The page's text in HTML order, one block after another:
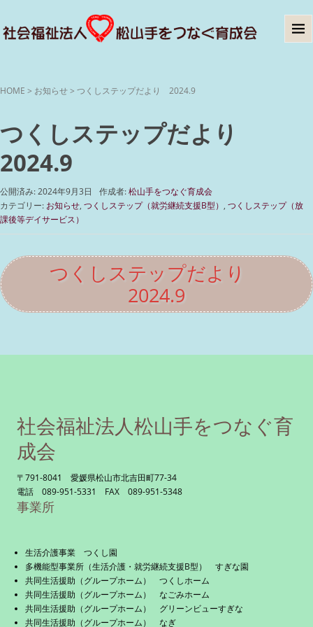
HOME > お知らせ> つくしステップだより 2024.9
つくしステップだより
2024.9
公開済み: 2024年9月3日 作成者:松山手をつなぐ育成会
カテゴリー: お知らせ, つくしステップ（就労継続支援B型） , つくしステップ（放
課後等デイサービス）
つくしステップだより
2024.9
社会福祉法人松山手をつなぐ育
成会
〒791-8041 愛媛県松山市北吉田町77-34
電話 089-951-5331 FAX 089-951-5348
事業所
生活介護事業 つくし園
多機能型事業所（生活介護・就労継続支援B型） すぎな園
共同生活援助（グループホーム） つくしホーム
共同生活援助（グループホーム） なごみホーム
共同生活援助（グループホーム） グリーンビューすぎな
共同生活援助（グループホーム） なぎ